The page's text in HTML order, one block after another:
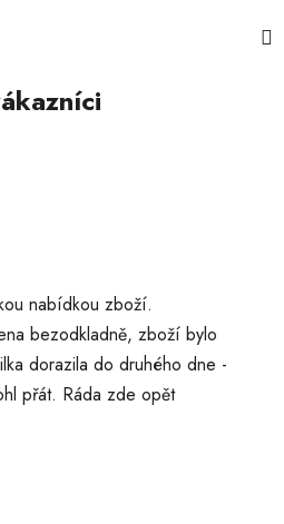
5 hvězdiček.
5 hvězdiček.
nabídkou zboží.
bezodkladně, zboží bylo
dorazila do druhého dne -
přát. Ráda zde opět
5 hvězdiček.